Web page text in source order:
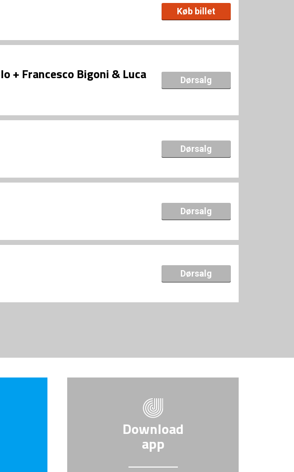
Køb billet
+ Francesco Bigoni & Luca Dørsalg
Dørsalg
Dørsalg
Dørsalg
Download
app